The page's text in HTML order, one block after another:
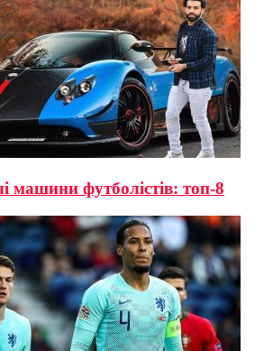
машини футболістів: топ-8